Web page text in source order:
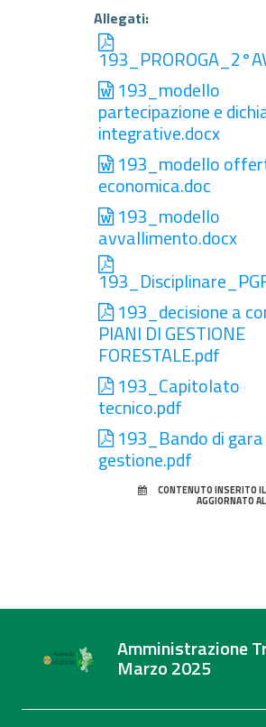
Allegati:
193_modello
partecipazione e
integrative.docx
193_modello
economica.doc
193_modello
avvallimento.docx
193_decisione a
PIANI DI GESTIONE
FORESTALE.pdf
193_Capitolato
tecnico.pdf
193_Bando di gara
gestione.pdf
CONTENUTO INSERITO
AGGIORNATO
Amministrazione
Marzo 2025